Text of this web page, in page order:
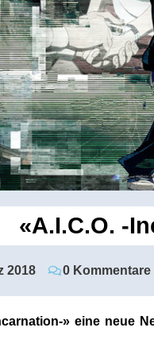
«A.I.C.O. -
2018 0 Kommentare
» eine neue